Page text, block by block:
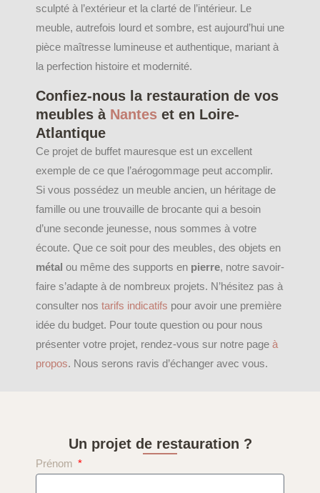
sculpté à l’extérieur et la clarté de l’intérieur. Le
meuble, autrefois lourd et sombre, est aujourd’hui une
pièce maîtresse lumineuse et authentique, mariant à
la perfection histoire et modernité.
Confiez-nous la restauration de vos
meubles à Nantes et en Loire-
Atlantique
Ce projet de buffet mauresque est un excellent
exemple de ce que l’aérogommage peut accomplir.
Si vous possédez un meuble ancien, un héritage de
famille ou une trouvaille de brocante qui a besoin
d’une seconde jeunesse, nous sommes à votre
écoute. Que ce soit pour des meubles, des objets en
métal ou même des supports en pierre, notre savoir-
faire s’adapte à de nombreux projets. N’hésitez pas à
consulter nos tarifs indicatifs pour avoir une première
idée du budget. Pour toute question ou pour nous
présenter votre projet, rendez-vous sur notre page à
propos. Nous serons ravis d’échanger avec vous.
Un projet de restauration ?
Prénom